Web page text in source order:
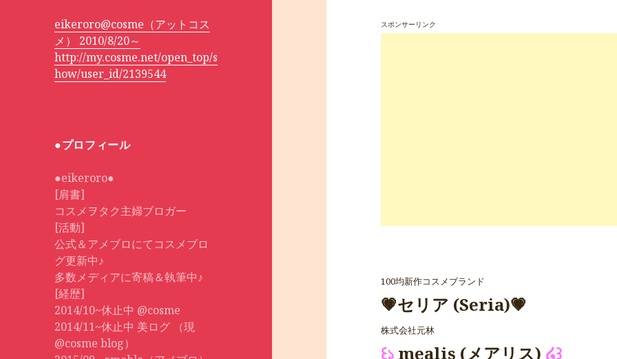
eikeroro@cosme（アットコス
メ） 2010/8/20～
http://my.cosme.net/open_top/s
how/user_id/2139544
●プロフィール
●eikeroro●
[肩書]
コスメヲタク主婦ブロガー
[活動]
公式＆アメブロにてコスメブロ
グ更新中♪
多数メディアに寄稿＆執筆中♪
[経歴]
2014/10~休止中 @cosme
2014/11~休止中 美ログ （現
@cosme blog）
スポンサーリンク
100均新作コスメブランド
💗セリア (Seria)💗
株式会社元林
꒰১ mealis (メアリス) ໒꒱